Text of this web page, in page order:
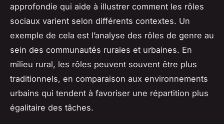
approfondie qui aide à illustrer comment les rôles
sociaux varient selon différents contextes. Un
exemple de cela est l’analyse des rôles de genre au
sein des communautés rurales et urbaines. En
milieu rural, les rôles peuvent souvent être plus
traditionnels, en comparaison aux environnements
urbains qui tendent à favoriser une répartition plus
égalitaire des tâches.